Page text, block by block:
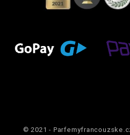
© 2021 -